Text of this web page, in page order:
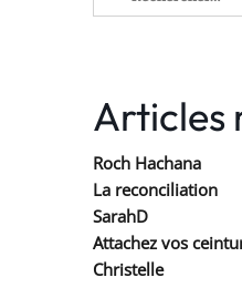
Articles
Roch Hachana
La reconciliation
SarahD
Attachez vos
Christelle